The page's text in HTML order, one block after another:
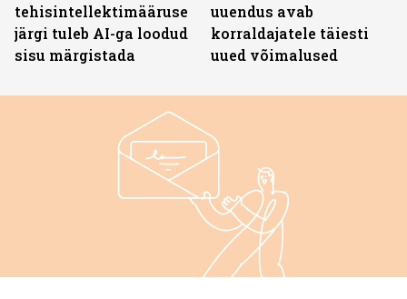
tehisintellektimääruse
järgi tuleb AI-ga loodud
sisu märgistada
uuendus avab
korraldajatele täiesti
uued võimalused